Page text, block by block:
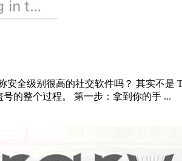
全级别很高的社交软件吗？ 其实不是
的整个过程。 第一步：拿到你的手 ...